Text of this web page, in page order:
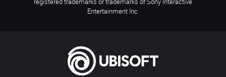
Entertainment Inc.